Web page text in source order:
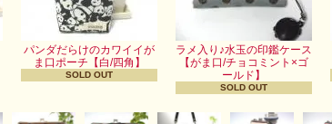
パンダだらけのカワイイが
ま口ポーチ【白/四角】
SOLD OUT
ラメ入り♪水玉の印鑑ケース
【がま口/チョコミント×ゴ
ールド】
SOLD OUT